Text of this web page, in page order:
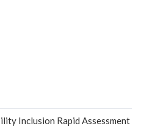
Inclusion Rapid Assessment